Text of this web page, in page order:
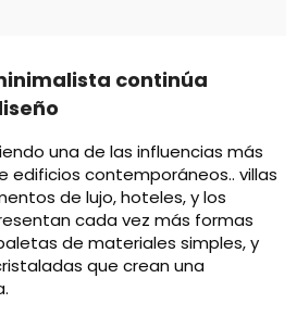
continúa
una de las influencias más
edificios contemporáneos.. villas
de lujo, hoteles, y los
cada vez más formas
de materiales simples, y
que crean una